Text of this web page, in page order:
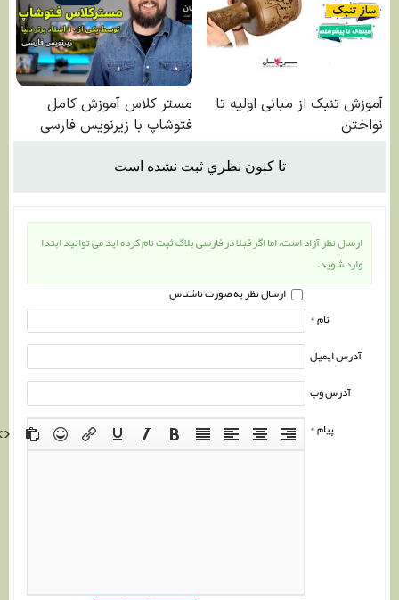
تا كنون نظري ثبت نشده است
ارسال نظر آزاد است، اما اگر قبلا در فارسی بلاگ ثبت نام کرده اید می توانید ابتدا
واردشوید.
ارسال نظر به صورت ناشناس
نام *
آدرس ایمیل
آدرس وب
پیام *